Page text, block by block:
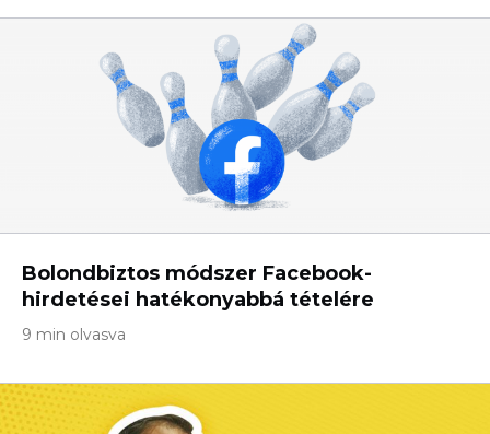
Bolondbiztos módszer Facebook-
hirdetései hatékonyabbá tételére
9 min olvasva